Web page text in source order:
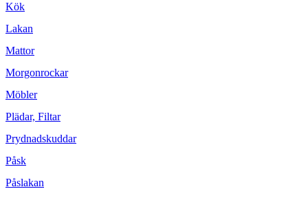
Kök
Lakan
Mattor
Morgonrockar
Möbler
Plädar, Filtar
Prydnadskuddar
Påsk
Påslakan